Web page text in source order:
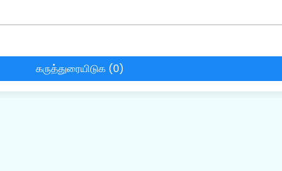
கருத்துரையிடுக (0)